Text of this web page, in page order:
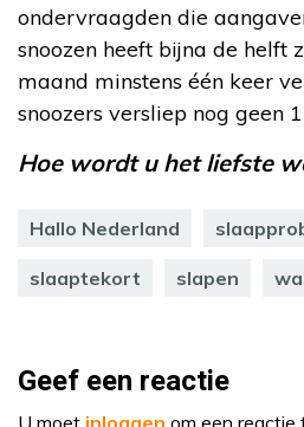
ondervraagden die
snoozen heeft bijna de helft
maand minstens één keer
snoozers versliep nog geen
Hoe wordt u het liefste
Hallo Nederland
slaaptekort slapen
Geef een reactie
U moet inloggen om een reactie